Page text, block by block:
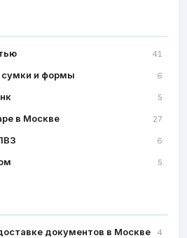
41
сумки и формы 6
5
в Москве 27
6
5
документов в Москве 4